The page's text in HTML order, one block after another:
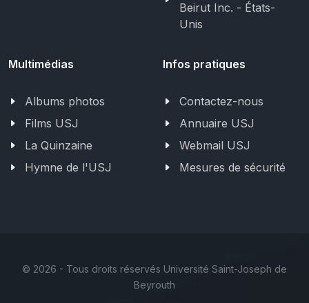
Beirut Inc. - États-
Unis
Multimédias
Albums photos
Films USJ
La Quinzaine
Hymne de l'USJ
Infos pratiques
Contactez-nous
Annuaire USJ
Webmail USJ
Mesures de sécurité
© 2026 - Tous droits réservés Université Saint-Joseph de
Beyrouth